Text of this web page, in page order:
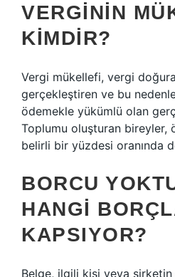
VERGININ
KIMDIR?
Vergi mükellefi, vergi
gerçekleştiren ve bu
ödemekle yükümlü olan
Toplumu oluşturan bireyler,
belirli bir yüzdesi oranında
BORCU
HANGI
KAPSIYOR?
Belge, ilgili kişi veya